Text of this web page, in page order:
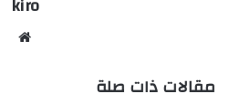
kiro
مقالات ذات صلة